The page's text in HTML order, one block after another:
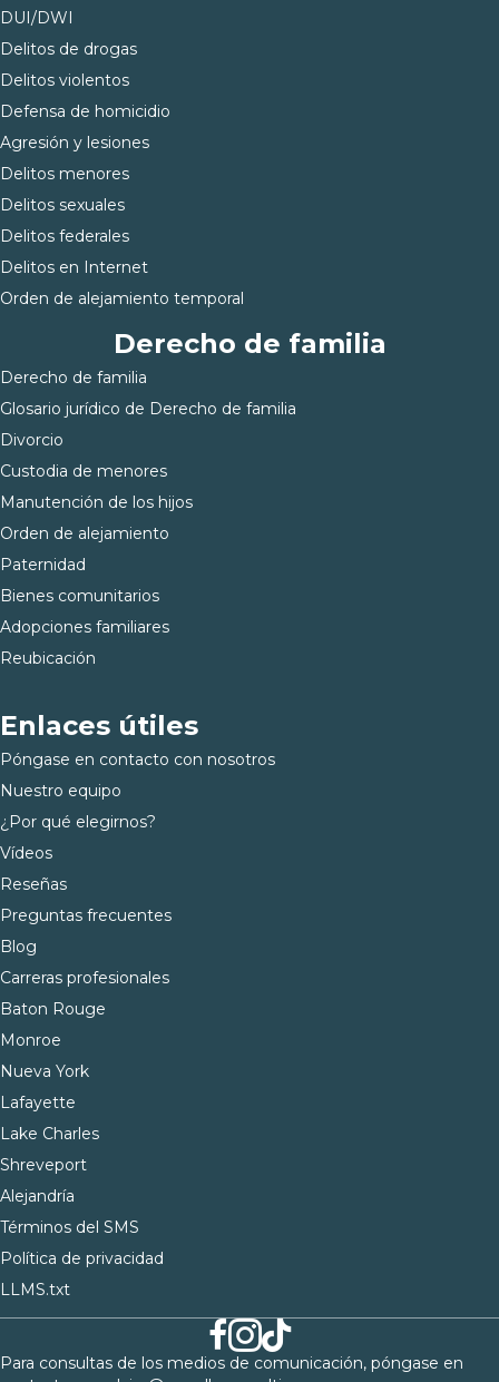
DUI/DWI
Delitos de drogas
Delitos violentos
Defensa de homicidio
Agresión y lesiones
Delitos menores
Delitos sexuales
Delitos federales
Delitos en Internet
Orden de alejamiento temporal
Derecho de familia
Derecho de familia
Glosario jurídico de Derecho de familia
Divorcio
Custodia de menores
Manutención de los hijos
Orden de alejamiento
Paternidad
Bienes comunitarios
Adopciones familiares
Reubicación
Enlaces útiles
Póngase en contacto con nosotros
Nuestro equipo
¿Por qué elegirnos?
Vídeos
Reseñas
Preguntas frecuentes
Blog
Carreras profesionales
Baton Rouge
Monroe
Nueva York
Lafayette
Lake Charles
Shreveport
Alejandría
Términos del SMS
Política de privacidad
LLMS.txt
Para consultas de los medios de comunicación, póngase en